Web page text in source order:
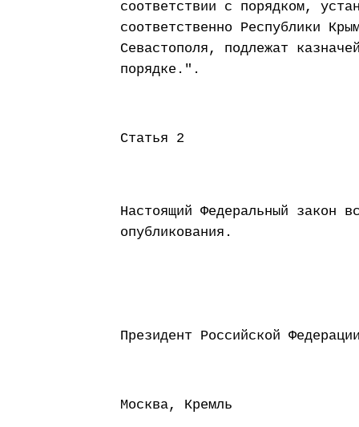
соответствии с порядком,
соответственно Республики
Севастополя, подлежат
порядке.".
Статья 2
Настоящий Федеральный закон
опубликования.
Президент
Москва, Кремль